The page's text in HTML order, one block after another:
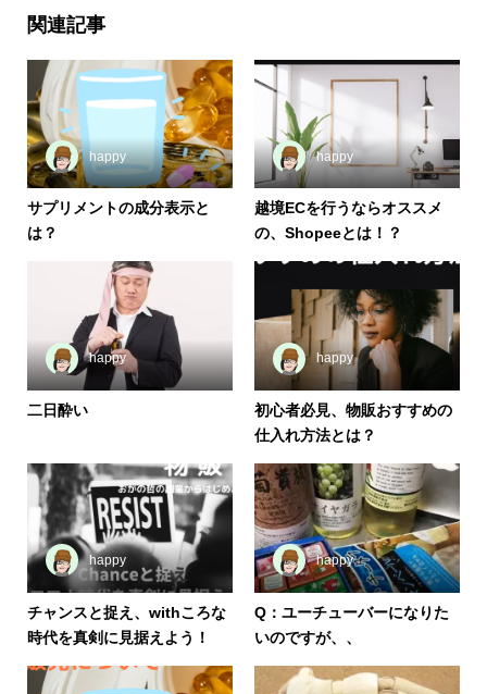
関連記事
happy
サプリメントの成分表示と
は？
happy
越境ECを行うならオススメ
の、Shopeeとは！？
happy
二日酔い
happy
初心者必見、物販おすすめの
仕入れ方法とは？
happy
チャンスと捉え、withころな
時代を真剣に見据えよう！
happy
Q：ユーチューバーになりた
いのですが、、